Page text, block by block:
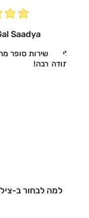
Saadya
שירות סופר
רבה!
לי
תודה
למה לבחור ב-